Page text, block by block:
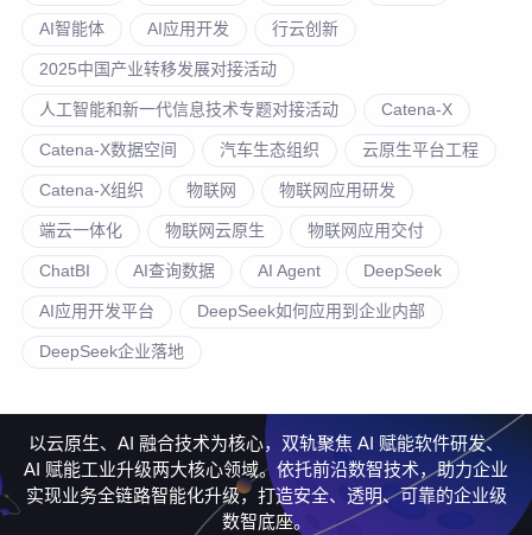
AI智能体 AI应用开发 行云创新
2025中国产业转移发展对接活动
人工智能和新一代信息技术专题对接活动 Catena-X
Catena-X数据空间 汽车生态组织 云原生平台工程
Catena-X组织 物联网 物联网应用研发
端云一体化 物联网云原生 物联网应用交付
ChatBI AI查询数据 AI Agent DeepSeek
AI应用开发平台 DeepSeek如何应用到企业内部
DeepSeek企业落地
以云原生、AI 融合技术为核心，双轨聚焦 AI 赋能软件研发、
AI 赋能工业升级两大核心领域。依托前沿数智技术，助力企业
实现业务全链路智能化升级，打造安全、透明、可靠的企业级
数智底座。